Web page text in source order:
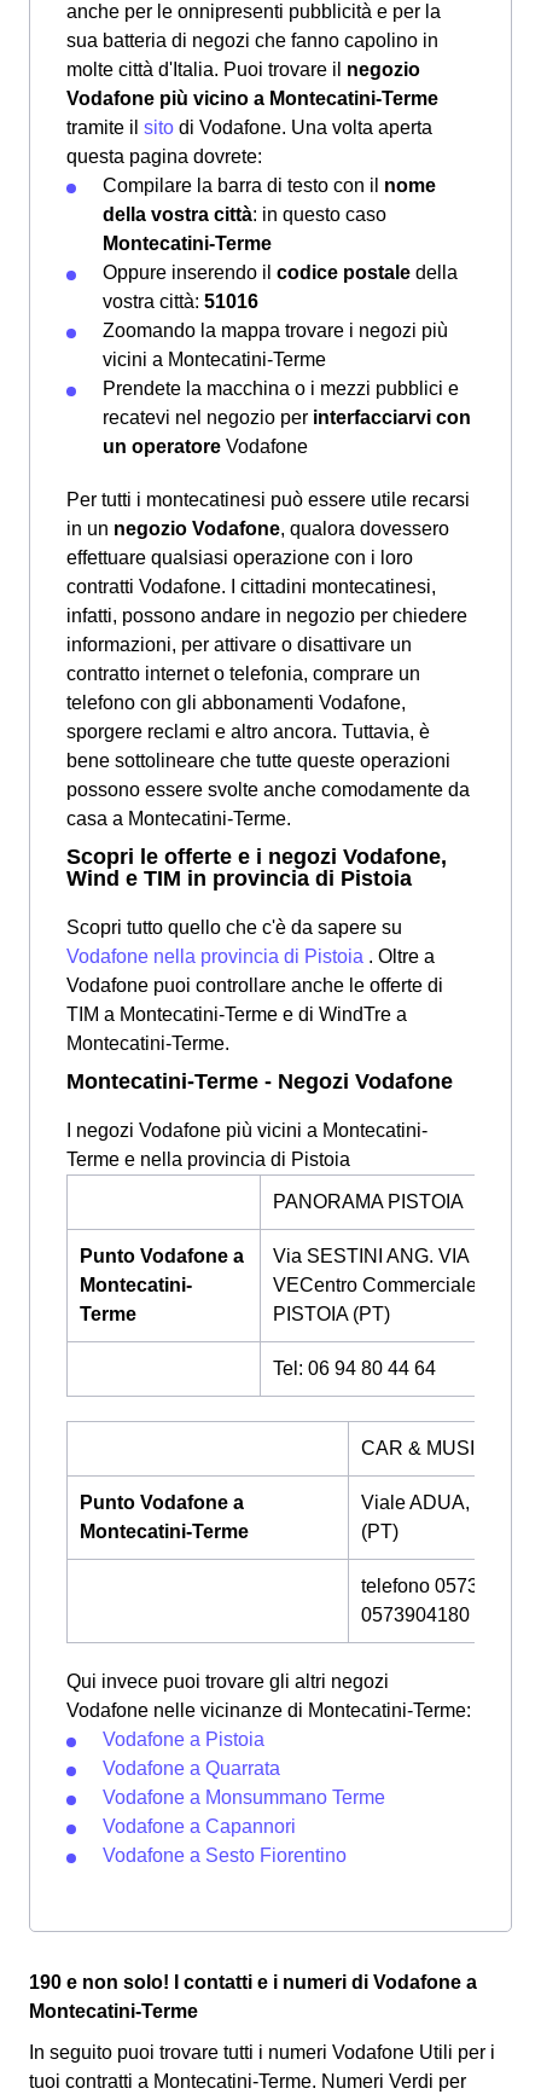
anche per le onnipresenti pubblicità e per la
sua batteria di negozi che fanno capolino in
molte città d'Italia. Puoi trovare il negozio
Vodafone più vicino a Montecatini-Terme
tramite il sito di Vodafone. Una volta aperta
questa pagina dovrete:
Compilare la barra di testo con il nome
della vostra città: in questo caso
Montecatini-Terme
Oppure inserendo il codice postale della
vostra città: 51016
Zoomando la mappa trovare i negozi più
vicini a Montecatini-Terme
Prendete la macchina o i mezzi pubblici e
recatevi nel negozio per interfacciarvi con
un operatore Vodafone
Per tutti i montecatinesi può essere utile recarsi
in un negozio Vodafone, qualora dovessero
effettuare qualsiasi operazione con i loro
contratti Vodafone. I cittadini montecatinesi,
infatti, possono andare in negozio per chiedere
informazioni, per attivare o disattivare un
contratto internet o telefonia, comprare un
telefono con gli abbonamenti Vodafone,
sporgere reclami e altro ancora. Tuttavia, è
bene sottolineare che tutte queste operazioni
possono essere svolte anche comodamente da
casa a Montecatini-Terme.
Scopri le offerte e i negozi Vodafone,
Wind e TIM in provincia di Pistoia
Scopri tutto quello che c'è da sapere su
Vodafone nella provincia di Pistoia . Oltre a
Vodafone puoi controllare anche le offerte di
TIM a Montecatini-Terme e di WindTre a
Montecatini-Terme.
Montecatini-Terme - Negozi Vodafone
I negozi Vodafone più vicini a Montecatini-
Terme e nella provincia di Pistoia
PANORAMA PISTOIA
Punto Vodafone a
Montecatini-
Terme
Via SESTINI ANG. VIA BURE
VECentro CommercialeHIA,
PISTOIA (PT)
Tel: 06 94 80 44 64
CAR & MUSIC
Punto Vodafone a
Montecatini-Terme
Viale ADUA, 328,
(PT)
telefono
0573904180
Qui invece puoi trovare gli altri negozi
Vodafone nelle vicinanze di Montecatini-Terme:
Vodafone a Pistoia
Vodafone a Quarrata
Vodafone a Monsummano Terme
Vodafone a Capannori
Vodafone a Sesto Fiorentino
190 e non solo! I contatti e i numeri di Vodafone a
Montecatini-Terme
In seguito puoi trovare tutti i numeri Vodafone Utili per i
tuoi contratti a Montecatini-Terme. Numeri Verdi per